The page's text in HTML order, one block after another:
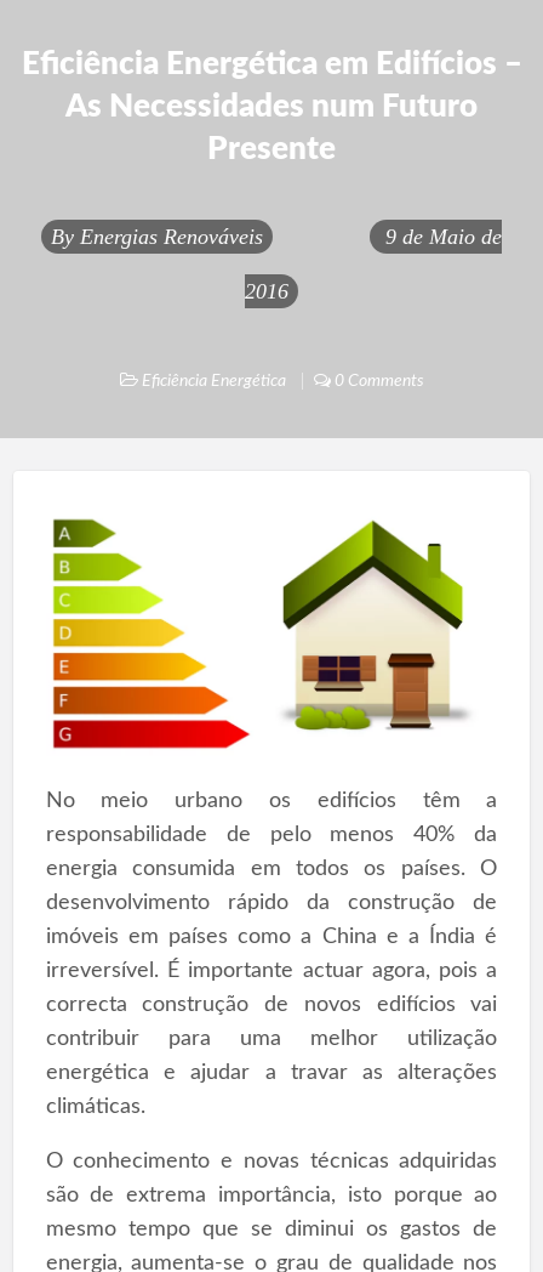
Eficiência Energética em Edifícios –
As Necessidades num Futuro
Presente
By Energias Renováveis 9 de Maio de
2016
Eficiência Energética 0 Comments
No meio urbano os edifícios têm a
responsabilidade de pelo menos 40% da
energia consumida em todos os países. O
desenvolvimento rápido da construção de
imóveis em países como a China e a Índia é
irreversível. É importante actuar agora, pois a
correcta construção de novos edifícios vai
contribuir para uma melhor utilização
energética e ajudar a travar as alterações
climáticas.
O conhecimento e novas técnicas adquiridas
são de extrema importância, isto porque ao
mesmo tempo que se diminui os gastos de
energia, aumenta-se o grau de qualidade nos